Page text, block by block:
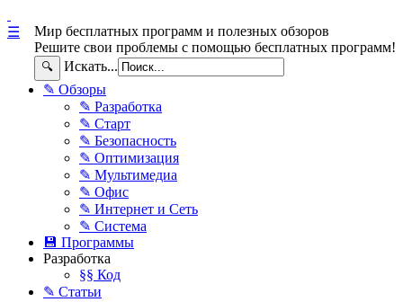
Мир бесплатных программ и полезных обзоров
Решите свои проблемы с помощью бесплатных программ!
🔍 Искать...
☰
✎ Обзоры
✎ Разработка
✎ Старт
✎ Безопасность
✎ Оптимизация
✎ Мультимедиа
✎ Офис
✎ Интернет и Сеть
✎ Система
💾 Программы
Разработка
§§ Код
✎ Статьи